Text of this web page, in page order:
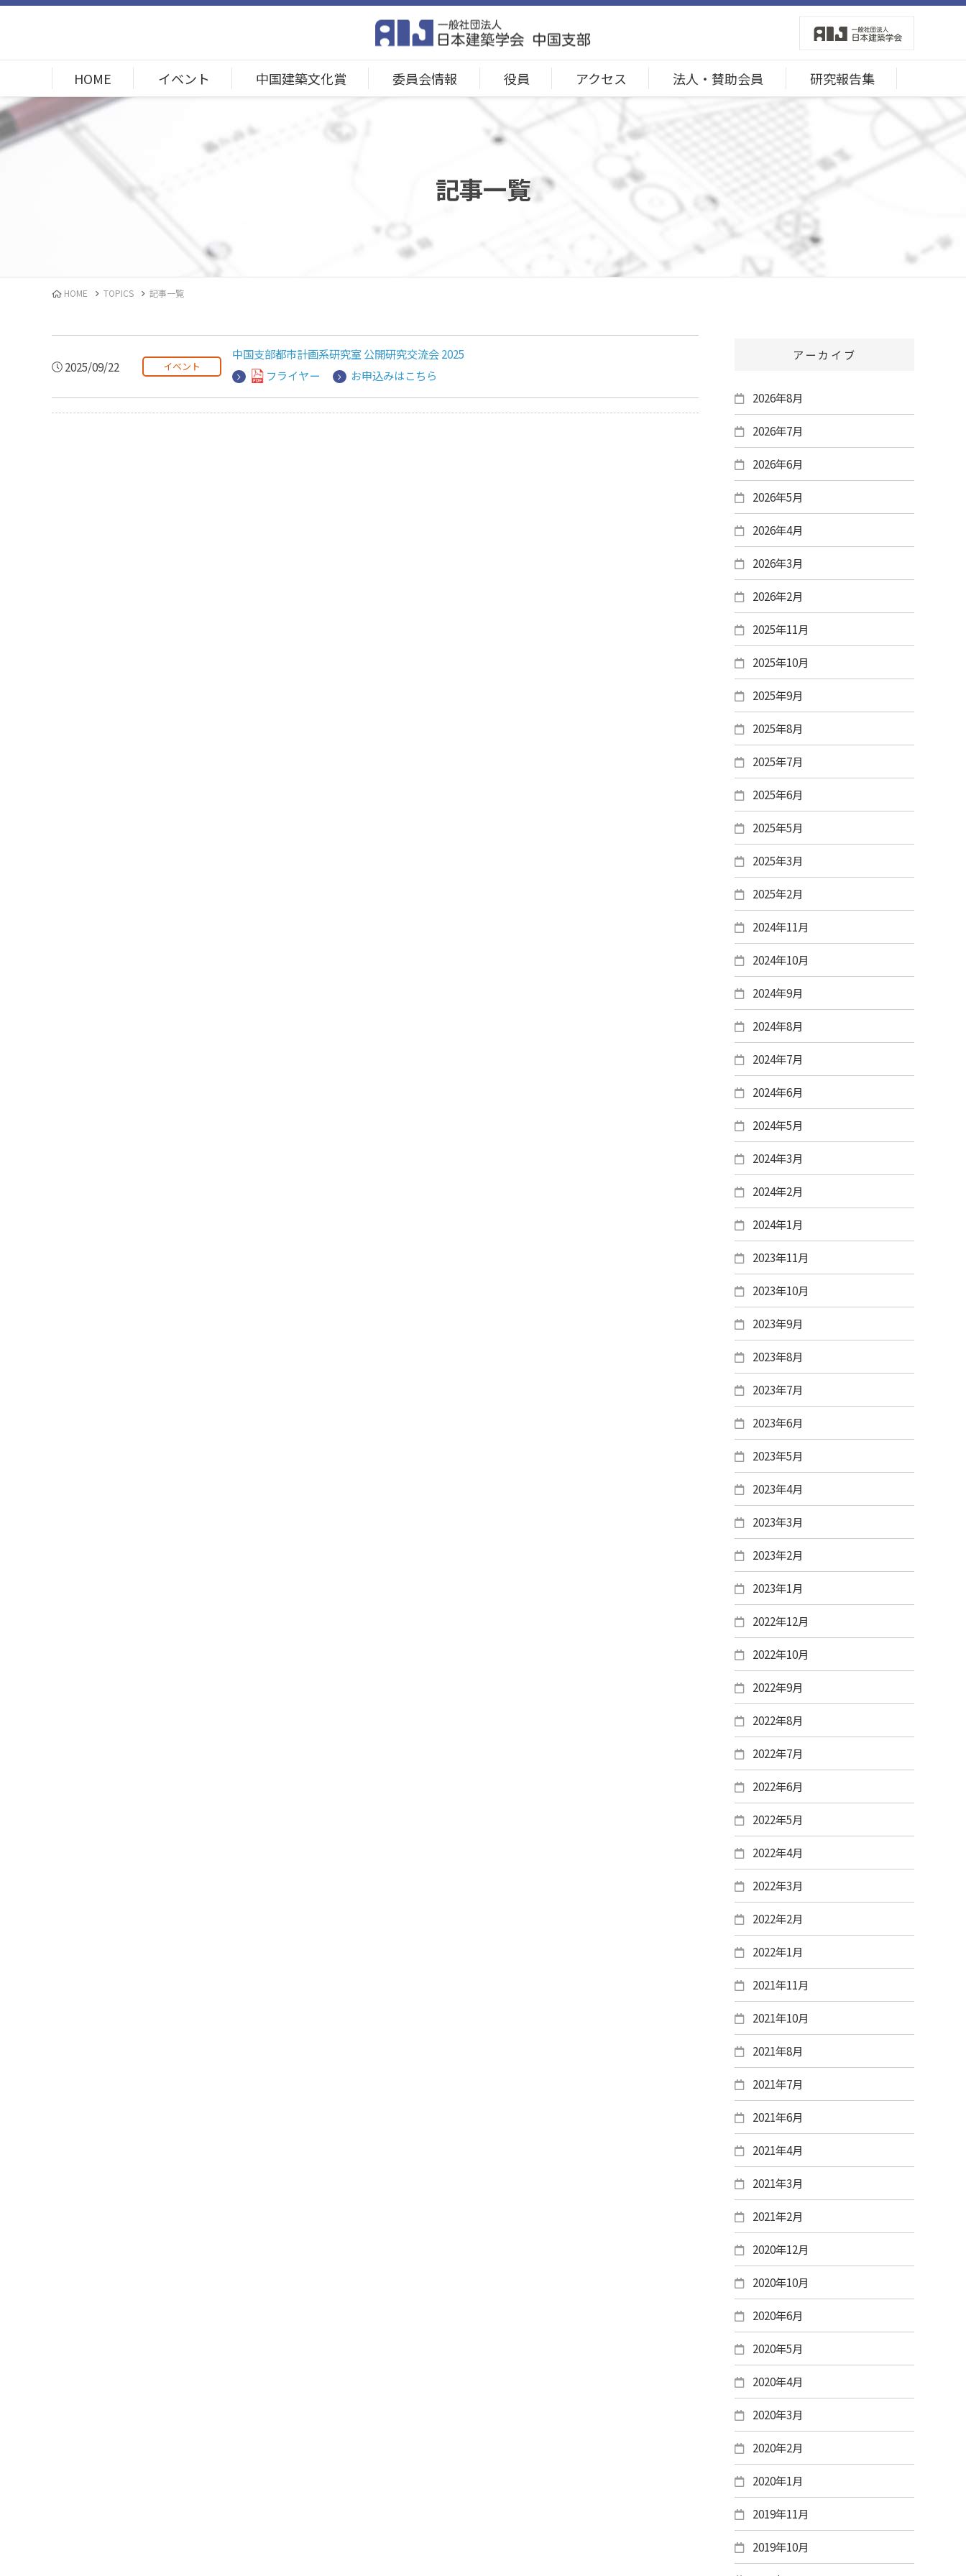
HOME イベント 中国建築文化賞 委員会情報 役員 アクセス 法人・賛助会員 研究報告集
記事一覧
HOME TOPICS 記事一覧
2025/09/22 イベント
中国支部都市計画系研究室 公開研究交流会 2025
フライヤー
お申込みはこちら
アーカイブ
2026年8月
2026年7月
2026年6月
2026年5月
2026年4月
2026年3月
2026年2月
2025年11月
2025年10月
2025年9月
2025年8月
2025年7月
2025年6月
2025年5月
2025年3月
2025年2月
2024年11月
2024年10月
2024年9月
2024年8月
2024年7月
2024年6月
2024年5月
2024年3月
2024年2月
2024年1月
2023年11月
2023年10月
2023年9月
2023年8月
2023年7月
2023年6月
2023年5月
2023年4月
2023年3月
2023年2月
2023年1月
2022年12月
2022年10月
2022年9月
2022年8月
2022年7月
2022年6月
2022年5月
2022年4月
2022年3月
2022年2月
2022年1月
2021年11月
2021年10月
2021年8月
2021年7月
2021年6月
2021年4月
2021年3月
2021年2月
2020年12月
2020年10月
2020年6月
2020年5月
2020年4月
2020年3月
2020年2月
2020年1月
2019年11月
2019年10月